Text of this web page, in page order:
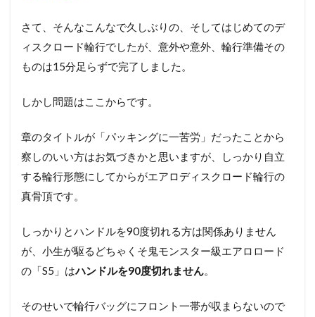
さて、そんなこんなで久しぶりの、そしてはじめてのデ
ィスクロード輪行でしたが、意外や意外、輪行準備その
ものは15分足らずで完了しました。
しかし問題はここからです。
章のタイトルが「パッキングに一苦労」だったことから
察しのいい方はお気づきかと思いますが、しっかり自立
する輪行形態にしてからがエアロディスクロード輪行の
真骨頂です。
しっかりとハンドルを90度切れる方は関係ありません
が、小生が駆るどちゃくそ鬼モンスター級エアロロード
の「S5」はハンドルを90度切れません。
そのせいで輪行バッグにフロント一帯が収まらないので